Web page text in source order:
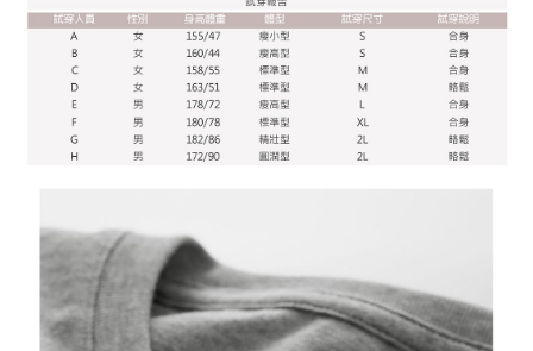
にご連絡ください。上記に示した個人情報を、必要な購入注文書とあわせ
てAFTEEにご提供いただく、またはAFTEEにあなたの個人情報の収集、処
理、利用を許可することににご同意いただけない場合は、当サービスを選
択しないでください。